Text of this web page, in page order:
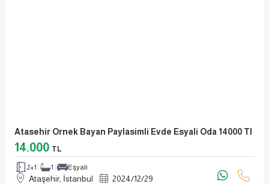
Atasehir Ornek Bayan Paylasimli Evde Esyali Oda 14000 Tl
14.000 TL
2+1 1 Eşyalı
Ataşehir, İstanbul 2024/12/29